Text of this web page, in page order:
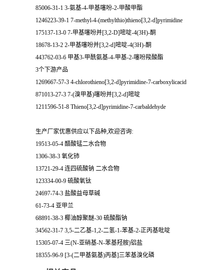
85006-31-1 3-氨基-4-甲基噻吩-2-甲酸甲酯
1246223-39-1 7-methyl-4-(methylthio)thieno[3,2-d]pyrimidine
175137-13-0 7-甲基噻吩并[3,2-D]嘧啶-4(3H)-酮
18678-13-2 2-甲基噻吩并[3,2-d]嘧啶-4(3H)-酮
443762-03-6 甲基3-甲酰氨基-4-甲基-2-噻吩羧酸酯
3个下游产品
1269667-57-3 4-chlorothieno[3,2-d]pyrimidine-7-carboxylicacid
871013-27-3 7-(溴甲基)噻吩并[3,2-d]嘧啶
1211596-51-8 Thieno[3,2-d]pyrimidine-7-carbaldehyde
生产厂家优惠供应以下品种,欢迎咨询:
19513-05-4 醋酸锰二水合物
1306-38-3 氧化铈
13721-29-4 连四硫酸钠 二水合物
123334-00-9 硫酸氧钛
24697-74-3 盐酸益母草碱
61-73-4 亚甲兰
68891-38-3 椰油醇聚醚-30 硫酸酯钠
34562-31-7 3,5-二乙基-1,2-二氢-1-苯基-2-正丙基吡啶
15305-07-4 三(N-亚硝基-N-苯基羟胺)铝盐
18355-96-9 [3-(二甲基氨基)丙基]三苯基溴化磷